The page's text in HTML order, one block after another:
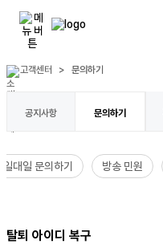
고객센터 > 문의하기
공지사항 문의하기
일대일 문의하기 방송 민원
탈퇴 아이디 복구